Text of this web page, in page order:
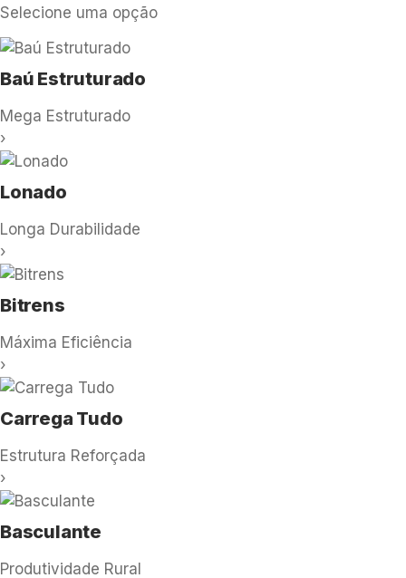
Selecione uma opção
Baú Estruturado
Mega Estruturado
›
Lonado
Longa Durabilidade
›
Bitrens
Máxima Eficiência
›
Carrega Tudo
Estrutura Reforçada
›
Basculante
Produtividade Rural